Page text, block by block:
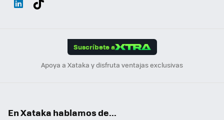
Suscríbete a
Apoya a Xataka y disfruta ventajas exclusivas
En Xataka hablamos de...